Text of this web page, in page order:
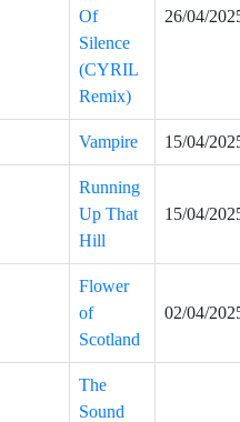
Of
Silence
(CYRIL
Remix)
26/04/
Vampire 15/04/
Running
Up That
Hill
15/04/
Flower
of
Scotland
02/04/
The
Sound